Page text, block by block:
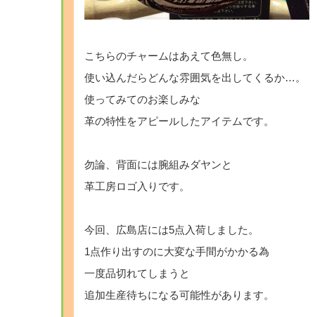
こちらのチャームはあえて色無し。
使い込んだらどんな雰囲気を出してくるか…。
使ってみてのお楽しみな
革の特性をアピールしたアイテムです。
勿論、背面には腕組みダヤンと
革工房ロゴ入りです。
今回、広島店には5点入荷しました。
1点作り出すのに大変な手間がかかる為
一度品切れてしまうと
追加生産待ちになる可能性があります。